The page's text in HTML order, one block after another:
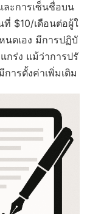
ะการเซ็นชื่อบน
$10/เดือนต่อผู้ใ
ดเอง มีการปฏิบั
กร่ง แม้ว่าการปรั
ารตั้งค่าเพิ่มเติม